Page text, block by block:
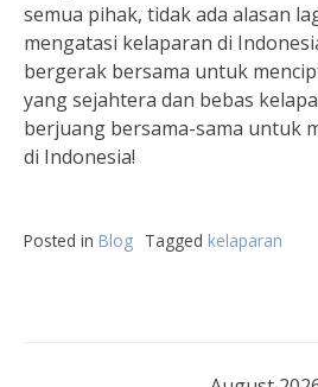
semua pihak, tidak ada alasan
mengatasi kelaparan di
bergerak bersama untuk
yang sejahtera dan bebas
berjuang bersama-sama untuk
di Indonesia!
Posted in Blog Tagged kelaparan